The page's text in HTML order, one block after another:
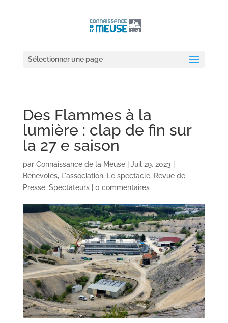
Sélectionner une page
Des Flammes à la
lumière : clap de fin sur
la 27 e saison
par Connaissance de la Meuse| Juil 29, 2023
Bénévoles, L'association, Le spectacle, Revue de
Presse, Spectateurs| 0 commentaires